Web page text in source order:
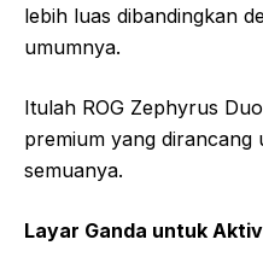
lebih luas dibandingkan
umumnya.
Itulah ROG Zephyrus
premium yang dirancang
semuanya.
Layar Ganda untuk